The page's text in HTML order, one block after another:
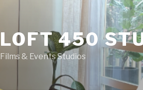
LOFT 450
Films & Events Studios